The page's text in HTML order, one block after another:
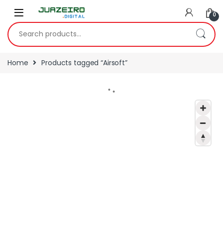
0
Home Products tagged “Airsoft”